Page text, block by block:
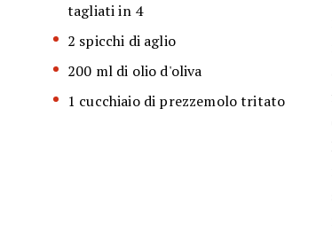
tagliati in 4
2 spicchi di aglio
200 ml di olio d'oliva
1 cucchiaio di prezzemolo tritato